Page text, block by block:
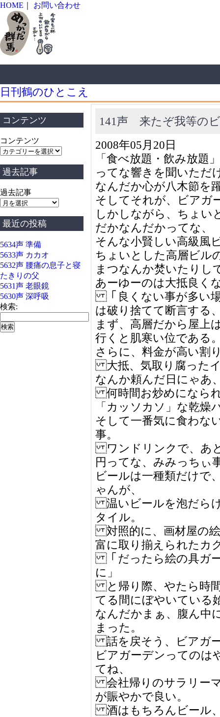
HOME お問い合わせ
日刊鶴のひとこえ
コンテンツ
コンテンツ
過去記事
過去記事
最近の投稿
5634声 準備
5633声 カカオ
5632声 腰痛の息子と寝
たきりの父
5631声 老眼鏡
5630声 深呼吸
検索:
141声 来たぞ我等の
2008年05月20日
「食べ放題・飲み放題
ってな響きを聞いただ
なんだか心が八木節を
そしてそれが、ビアガ
しかしながら、ちょい
だかなんだかってな、
そんな小賢しい高級風
ちょいとした高層ビル
まつなんか焚いたりし
あーゆーのは大抵良く
「良くない事が多い
は破り捨てて断言する
まず、高層だから屋上
行くと肌寒い位である
さらに、料金が高い割
大抵、気取り腐った
なんか頼んだ日にゃあ
何時間お炒めになら
「カッソカソ」な乾燥
そして一番気に食わな
事。
ワンドリンクで、あ
円ってな、みみっちぃ
ビールは一種類だけで
ゃんが、
温いビールを泡だら
タイル。
対照的に、画材屋の
富に取り揃えられたカ
「だったら絵の具ガ
に」
と帰り際、やたら時
てる間にぼやいている
なんだかまぁ、腹ん中
まった。
話を戻そう、ビアガ
ビアガーデンってのは
てね、
会社帰りのサラリー
が賑やかで良い。
酒はもちろんビール